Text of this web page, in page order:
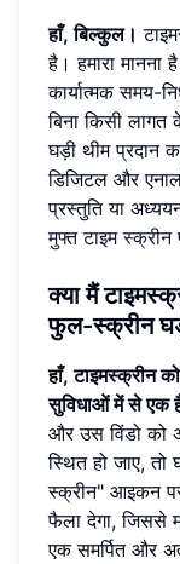
हाँ, बिल्कुल।
है। हमारा
कार्यात्मक समय-
बिना किसी लागत
घड़ी थीम प्रदान
डिजिटल और
प्रस्तुति या
मुफ्त टाइम स्क्रीन
क्या मैं
फुल-स्क्रीन
हाँ, टाइमस्क्रीन
सुविधाओं में से एक
और उस विंडो को
स्थित हो जाए,
स्क्रीन" आइकन
फैला देगा, जिससे
एक समर्पित और